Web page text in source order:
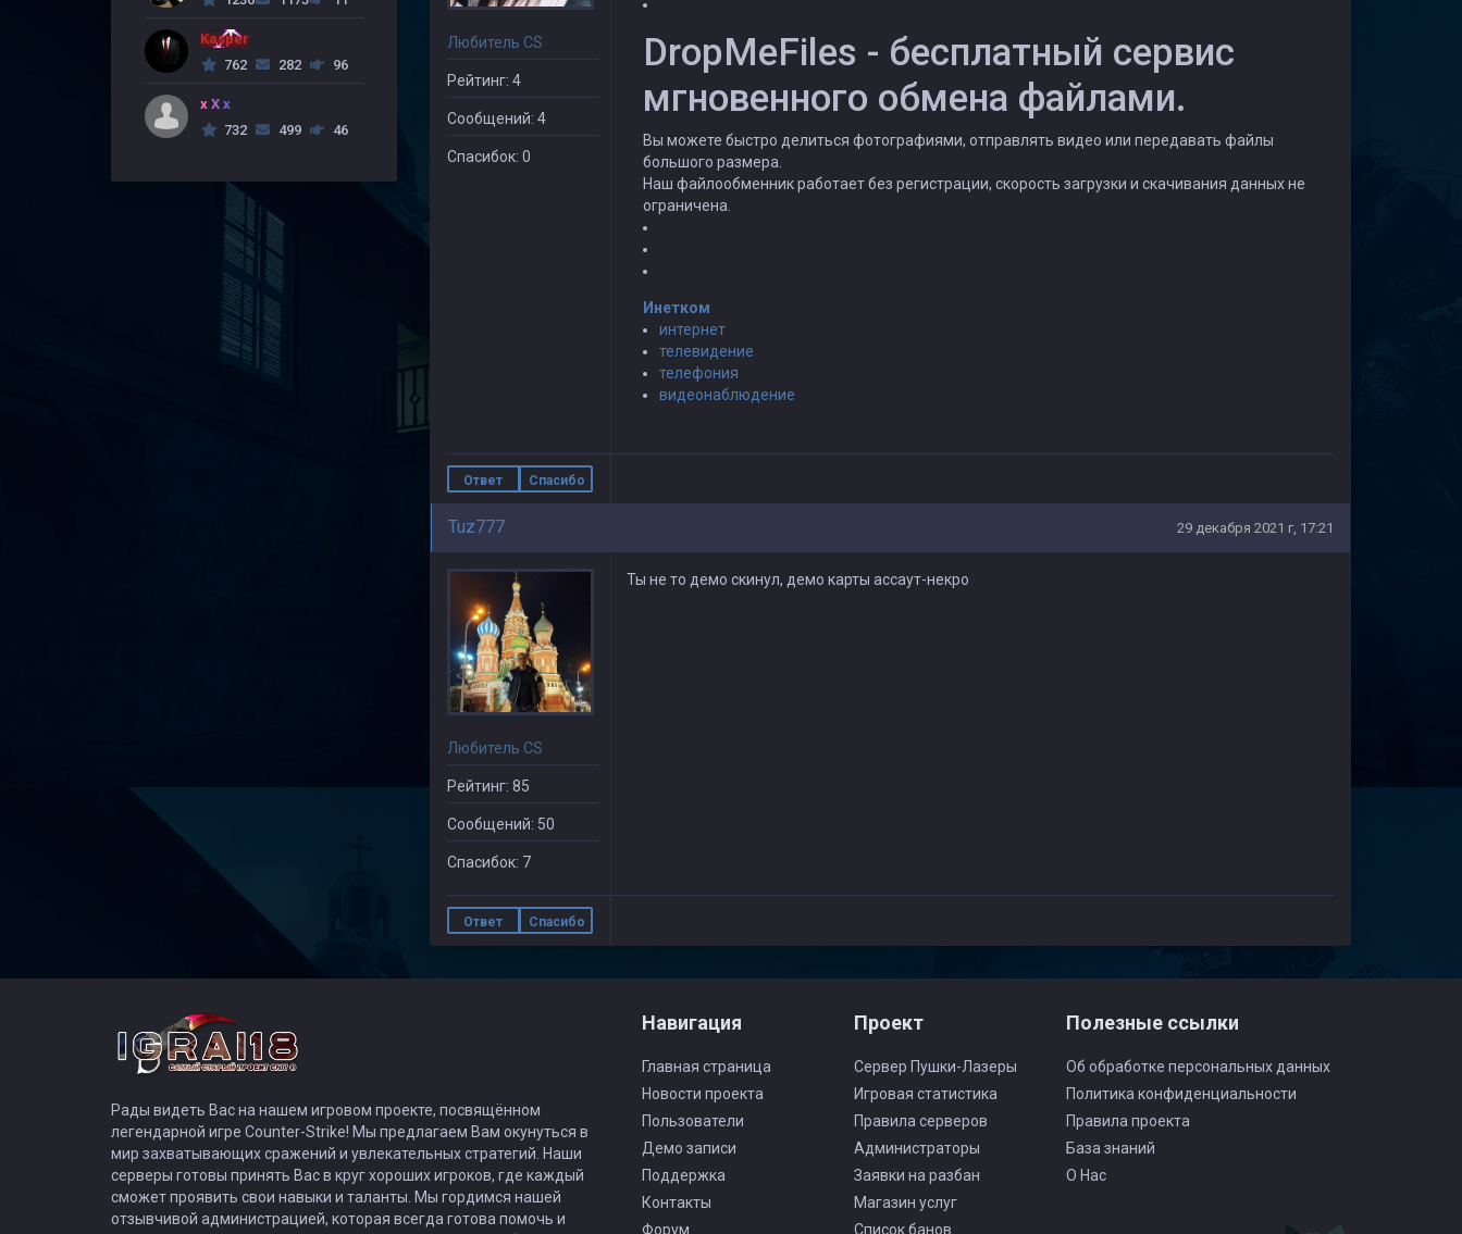
Любитель CS
Рейтинг: 4
Сообщений: 4
Спасибок: 0
DropMeFiles - бесплатный сервис
мгновенного обмена файлами.
Вы можете быстро делиться фотографиями, отправлять видео или передавать файлы
большого размера.
Наш файлообменник работает без регистрации, скорость загрузки и скачивания данных не
ограничена.
Инетком
интернет
телевидение
телефония
видеонаблюдение
Ответ Спасибо
Tuz777 29 декабря 2021 г, 17:21
Любитель CS
Рейтинг: 85
Сообщений: 50
Спасибок: 7
Ты не то демо скинул, демо карты ассаут-некро
Ответ Спасибо
Kasper
762
282 96
x X x
732
499 46
Рады видеть Вас на нашем игровом проекте, посвящённом
легендарной игре Counter-Strike! Мы предлагаем Вам окунуться в
мир захватывающих сражений и увлекательных стратегий. Наши
серверы готовы принять Вас в круг хороших игроков, где каждый
сможет проявить свои навыки и таланты. Мы гордимся нашей
отзывчивой администрацией, которая всегда готова помочь и
Навигация
Главная страница
Новости проекта
Пользователи
Демо записи
Поддержка
Контакты
Форум
Проект
Сервер Пушки-Лазеры
Игровая статистика
Правила серверов
Администраторы
Заявки на разбан
Магазин услуг
Список банов
Полезные ссылки
Об обработке персональных данных
Политика конфиденциальности
Правила проекта
База знаний
О Нас